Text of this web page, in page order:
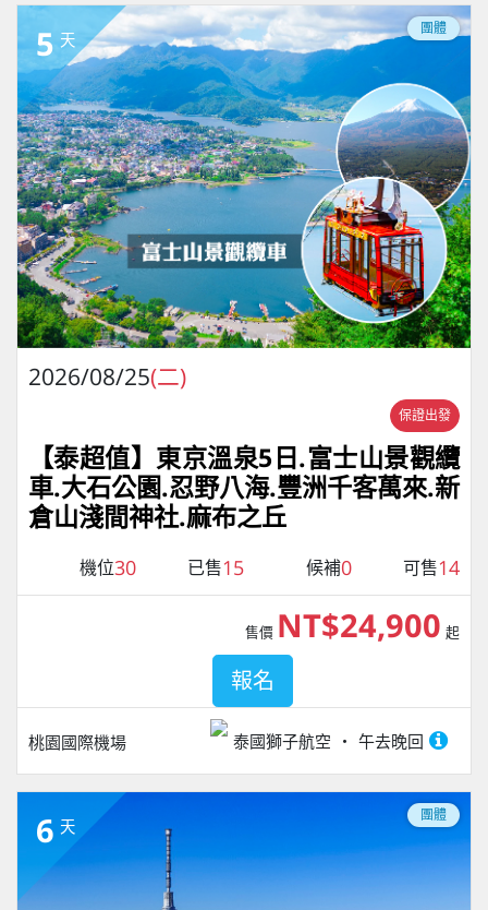
5 天
團體
2026/08/25(二)
保證出發
【泰超值】東京溫泉5日.富士山景觀纜
車.大石公園.忍野八海.豐洲千客萬來.新
倉山淺間神社.麻布之丘
機位30 已售15 候補0 可售14
桃園國際機場 泰國獅子航空 午去晚回
售價 NT$24,900 起
報名
6 天
團體